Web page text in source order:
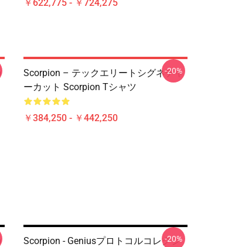
￥622,775 - ￥724,275
Scorpion – テックエリートシグネチャ
ーカット Scorpion Tシャツ
￥384,250 - ￥442,250
-20%
Scorpion - Geniusプロトコルコレクシ
-20%